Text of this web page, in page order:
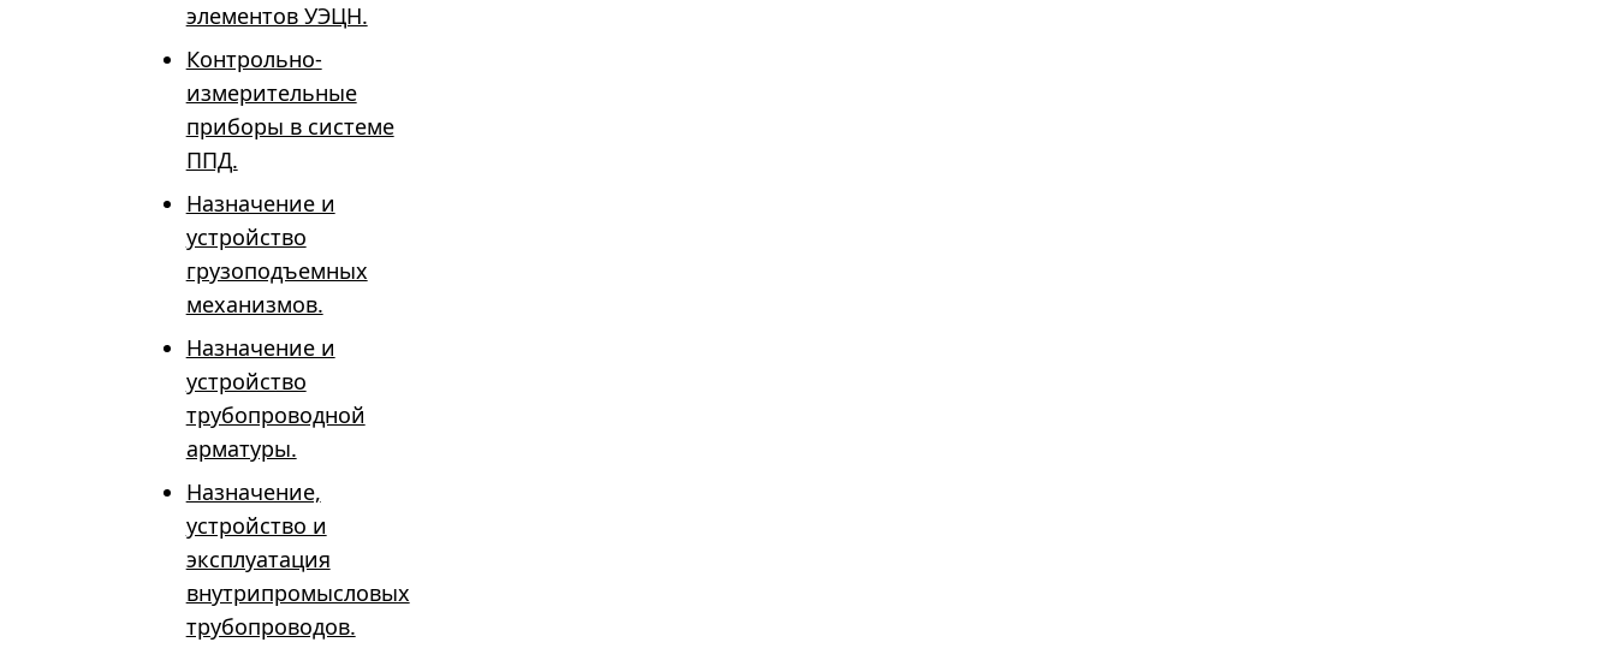
элементов УЭЦН.
Контрольно-
измерительные
приборы в системе
ППД.
Назначение и
устройство
грузоподъемных
механизмов.
Назначение и
устройство
трубопроводной
арматуры.
Назначение,
устройство и
эксплуатация
внутрипромысловых
трубопроводов.